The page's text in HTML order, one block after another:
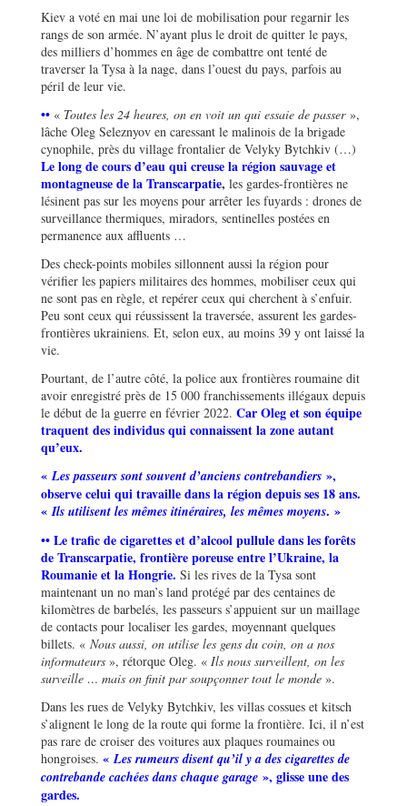
Kiev a voté en mai une loi de mobilisation pour regarnir les
rangs de son armée. N’ayant plus le droit de quitter le pays,
des milliers d’hommes en âge de combattre ont tenté de
traverser la Tysa à la nage, dans l’ouest du pays, parfois au
péril de leur vie.
•• « Toutes les 24 heures, on en voit un qui essaie de passer »,
lâche Oleg Seleznyov en caressant le malinois de la brigade
cynophile, près du village frontalier de Velyky Bytchkiv (…)
Le long de cours d’eau qui creuse la région sauvage et
montagneuse de la Transcarpatie, les gardes-frontières ne
lésinent pas sur les moyens pour arrêter les fuyards : drones de
surveillance thermiques, miradors, sentinelles postées en
permanence aux affluents …
Des check-points mobiles sillonnent aussi la région pour
vérifier les papiers militaires des hommes, mobiliser ceux qui
ne sont pas en règle, et repérer ceux qui cherchent à s’enfuir.
Peu sont ceux qui réussissent la traversée, assurent les gardes-
frontières ukrainiens. Et, selon eux, au moins 39 y ont laissé la
vie.
Pourtant, de l’autre côté, la police aux frontières roumaine dit
avoir enregistré près de 15 000 franchissements illégaux depuis
le début de la guerre en février 2022. Car Oleg et son équipe
traquent des individus qui connaissent la zone autant
qu’eux.
«Les passeurs sont souvent d’anciens contrebandiers »,
observe celui qui travaille dans la région depuis ses 18 ans.
«Ils utilisent les mêmes itinéraires, les mêmes moyens. »
•• Le trafic de cigarettes etd’alcool pullule dans les forêts
de Transcarpatie, frontière poreuse entre l’Ukraine, la
Roumanie et la Hongrie. Si les rives de la Tysa sont
maintenant un no man’s land protégé par des centaines de
kilomètres de barbelés, les passeurs s’appuient sur un maillage
de contacts pour localiser les gardes, moyennant quelques
billets. « Nous aussi, on utilise les gens du coin, on a nos
informateurs », rétorque Oleg. « Ils nous surveillent, on les
surveille … mais on finit par soupçonner tout le monde ».
Dans les rues de Velyky Bytchkiv, les villas cossues et kitsch
s’alignent le long de la route qui forme la frontière. Ici, il n’est
pas rare de croiser des voitures aux plaques roumaines ou
hongroises. «Les rumeurs disent qu’il y a des cigarettes de
contrebande cachées dans chaque garage », glisse une des
gardes.